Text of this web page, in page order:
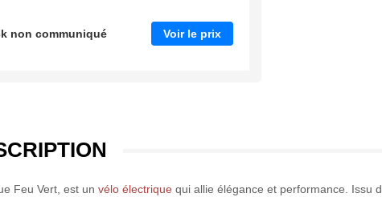
non communiqué Voir le prix
Feu Vert, est un vélo électrique qui allie élégance et performance. Issu